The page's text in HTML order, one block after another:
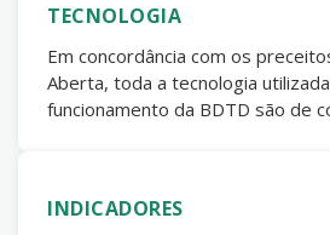
TECNOLOGIA
Em concordância com os
Aberta, toda a tecnologia
funcionamento da BDTD são de
INDICADORES